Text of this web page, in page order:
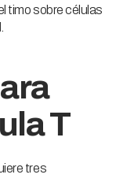
timo sobre células
T
tres